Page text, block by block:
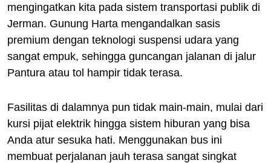
mengingatkan kita pada sistem transportasi publik di
Jerman. Gunung Harta mengandalkan sasis
premium dengan teknologi suspensi udara yang
sangat empuk, sehingga guncangan jalanan di jalur
Pantura atau tol hampir tidak terasa.
Fasilitas di dalamnya pun tidak main-main, mulai dari
kursi pijat elektrik hingga sistem hiburan yang bisa
Anda atur sesuka hati. Menggunakan bus ini
membuat perjalanan jauh terasa sangat singkat